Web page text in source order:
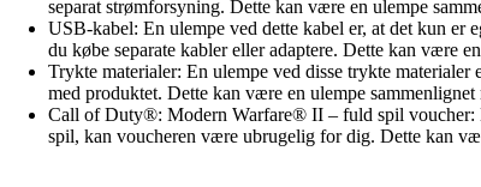
separat strømforsyning. Dette kan være en ulempe
USB-kabel: En ulempe ved dette kabel er, at det kun er
du købe separate kabler eller adaptere. Dette kan være
Trykte materialer: En ulempe ved disse trykte
med produktet. Dette kan være en ulempe
Call of Duty®: Modern Warfare® II – fuld spil voucher:
spil, kan voucheren være ubrugelig for dig. Dette kan